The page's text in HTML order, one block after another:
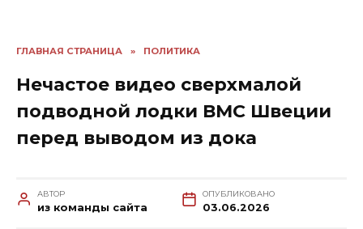
ГЛАВНАЯ СТРАНИЦА » ПОЛИТИКА
Нечастое видео сверхмалой
подводной лодки ВМС Швеции
перед выводом из дока
АВТОР
из команды сайта
ОПУБЛИКОВАНО
03.06.2026